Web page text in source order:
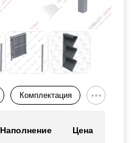
Комплектация
Наполнение Цена